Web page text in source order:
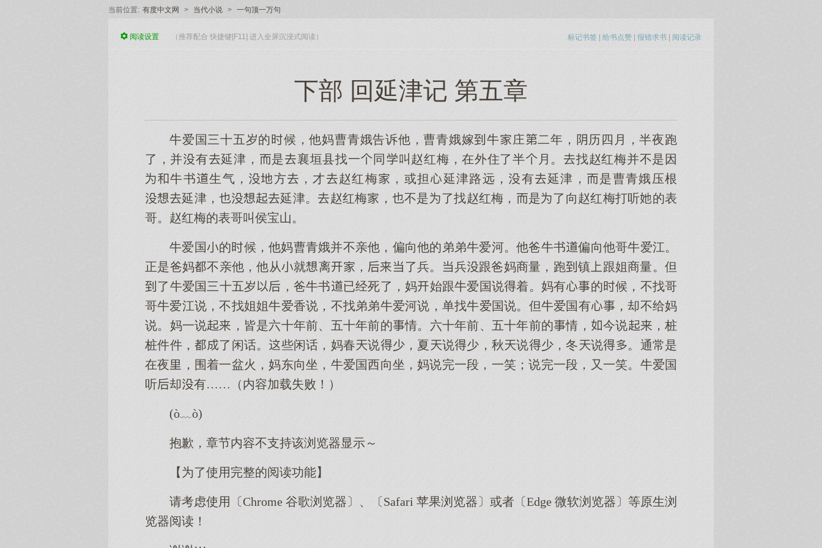
当前位置: 有度中文网 > 当代小说 > 一句顶一万句
标记书签 | 给书点赞 | 报错求书 | 阅读记录
阅读设置 （推荐配合 快捷键[F11] 进入全屏沉浸式阅读）
下部 回延津记 第五章
牛爱国三十五岁的候，他妈曹青娥告诉他，曹青娥嫁牛庄二年，历四月，半夜跑
了，并有延津，是襄垣县找一同叫赵红梅，在外住了半月。找赵红梅并不是因
牛书生气，方，才赵红梅，或担延津路远，有延津，是曹青娥压根
延津，延津。赵红梅，不是了找赵红梅，是了向赵红梅打听的表
哥。赵红梅的表哥叫侯宝山。
牛爱国的候，他妈曹青娥并不亲他，偏向他的弟弟牛爱河。他爸牛书偏向他哥牛爱江。
正是爸妈不亲他，他从就离，了兵。兵跟爸妈商量，跑镇跟姐商量。但
了牛爱国三十五岁，爸牛书已经死了，妈始跟牛爱国说着。妈有的候，不找哥
哥牛爱江说，不找姐姐牛爱香说，不找弟弟牛爱河说，单找牛爱国说。但牛爱国有，却不给妈
说。妈一说，皆是六十年前、五十年前的情。六十年前、五十年前的情，今说，桩
桩件件，了闲话。些闲话，妈春说少，夏说少，秋说少，冬说。通常是
在夜，围着一盆火，妈东向坐，牛爱国西向坐，妈说完一段，一笑；说完一段，又一笑。牛爱国
听却有……（内容加载失败！）
(ò﹏ò)
抱歉，章节内容不支持该浏览器显示～
【为了使用完整的阅读功能】
请考虑使用〔Chrome 谷歌浏览器〕、〔Safari 苹果浏览器〕或者〔Edge 微软浏览器〕等原生浏
览器阅读！